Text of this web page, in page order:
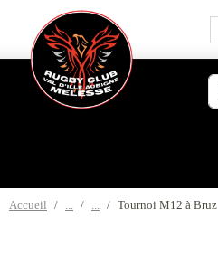
Accueil Tournoi M12 à Bruz
Panneau de gestion des cookies